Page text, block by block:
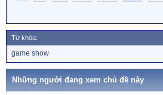
Từ khóa:
ừ
k
game show
Những người đang xem chủ đề này